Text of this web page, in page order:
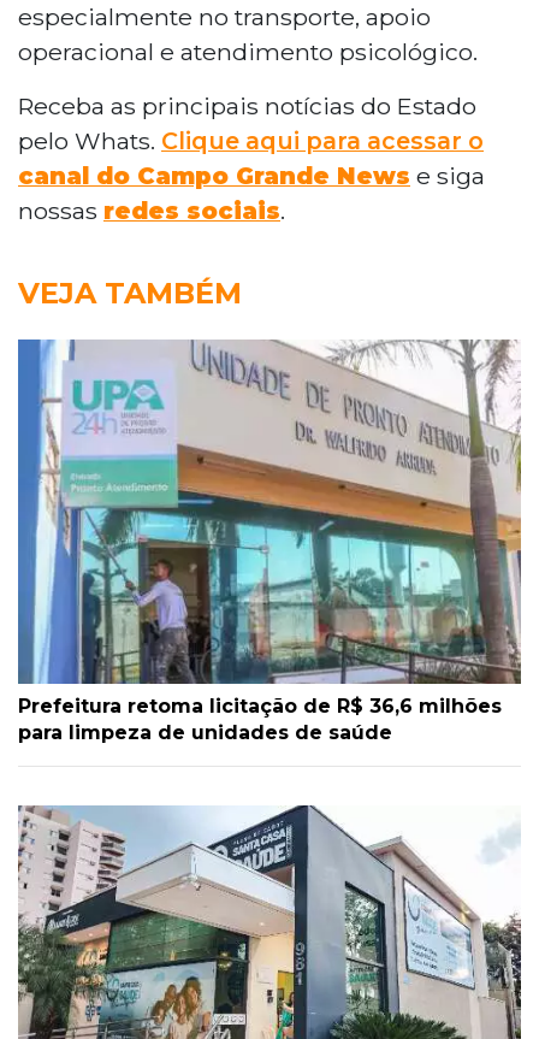
especialmente no transporte, apoio
operacional e atendimento psicológico.
Receba as principais notícias do Estado
pelo Whats. Clique aqui para acessar o
canal do Campo Grande News e siga
nossas redes sociais.
VEJA TAMBÉM
Prefeitura retoma licitação de R$ 36,6 milhões
para limpeza de unidades de saúde